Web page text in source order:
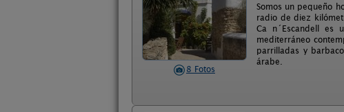
8 Fotos
Somos un pequeño
radio de diez
Ca n´Escandell es
mediterráneo
parrilladas y
árabe.